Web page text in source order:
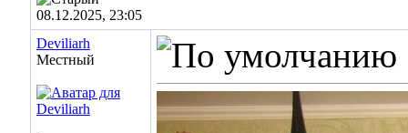
08.12.2025, 23:05
Deviliarh
Местный